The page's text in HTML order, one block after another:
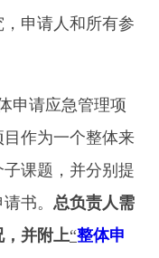
申请人和所有参
请应急管理项
作为一个整体来
课题，并分别提
书。 总负责人需
，并附上“整体申